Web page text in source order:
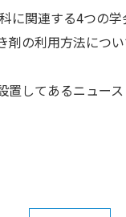
に関連する4つの学
剤の利用方法につ
置してあるニュー